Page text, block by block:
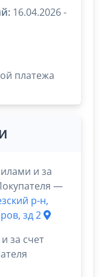
16.04.2026 -
платежа
и за
—
р-н,
зд 2
за счет